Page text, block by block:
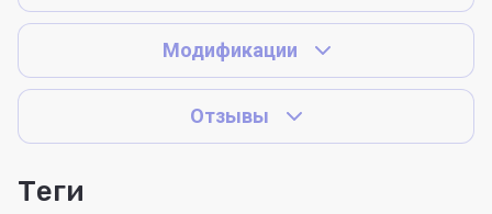
Модификации
Отзывы
теги